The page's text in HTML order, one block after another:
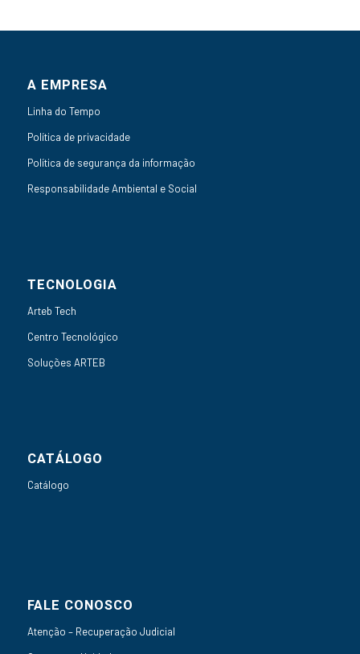
A EMPRESA
Linha do Tempo
Política de privacidade
Política de segurança da informação
Responsabilidade Ambiental e Social
TECNOLOGIA
Arteb Tech
Centro Tecnológico
Soluções ARTEB
CATÁLOGO
Catálogo
FALE CONOSCO
Atenção – Recuperação Judicial